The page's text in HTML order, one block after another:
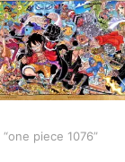
piece 1076”